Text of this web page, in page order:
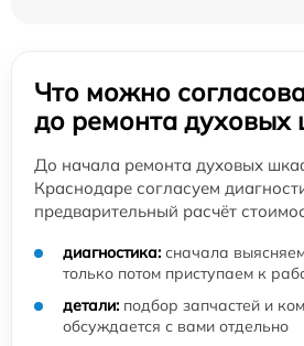
Что можно
до ремонта
До начала ремонта духовых
Краснодаре согласуем
предварительный расчёт
диагностика: сначала
только потом приступаем к
детали: подбор запчастей и
обсуждается с вами отдельно